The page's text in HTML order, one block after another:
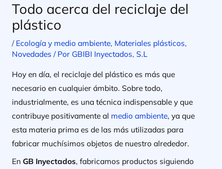
Todo acerca del reciclaje del
plástico
/ Ecología y medio ambiente, Materiales plásticos,
Novedades / Por GBIBI Inyectados, S.L
Hoy en día, el reciclaje del plástico es más que
necesario en cualquier ámbito. Sobre todo,
industrialmente, es una técnica indispensable y que
contribuye positivamente al medio ambiente, ya que
esta materia prima es de las más utilizadas para
fabricar muchísimos objetos de nuestro alrededor.
En GB Inyectados, fabricamos productos siguiendo